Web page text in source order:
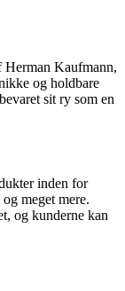
Herman Kaufmann,
og holdbare
sit ry som en
inden for
meget mere.
og kunderne kan